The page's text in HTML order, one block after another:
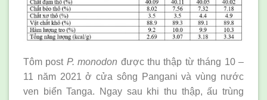
Tôm post P. monodon được thu thập từ tháng 10 –
11 năm 2021 ở cửa sông Pangani và vùng nước
ven biển Tanga. Ngay sau khi thu thập, ấu trùng